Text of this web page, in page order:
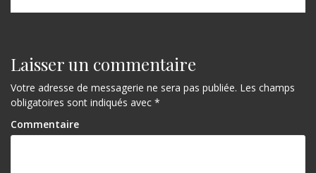
Laisser un commentaire
Votre adresse de messagerie ne sera pas publiée. Les champs
obligatoires sont indiqués avec *
Commentaire